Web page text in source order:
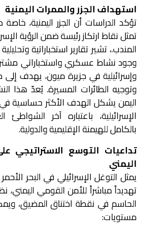
استهداف الجزر والممرات اليمنية
تؤكد الدراسات أن الجزر اليمنية،
تمثل نقاط ارتكاز رئيسة ضمن الرؤية
وجود نشاط عسكري واستخباراتي
وإسرائيلية في جزيرة ميون، يهدف إلى
وتوجيه الطائرات المسيرة. يُعدّ هذا
اليمن يشكل الهدف الأكثر حساسية في
الإسرائيلية، باعتباره آخر الشواطئ
بالكامل للهيمنة الإقليمية والدولية.
تداعيات التوسع الاستراتيجي
اليمني
يمثل التوغل الإسرائيلي في البحر
تهديداً مباشراً للأمن القومي اليمني،
الحاسم في نقطة اختناق المضيق،
مستويات: